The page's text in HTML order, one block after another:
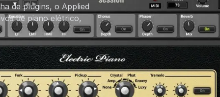
de plugins, o Applied
de piano elétrico,